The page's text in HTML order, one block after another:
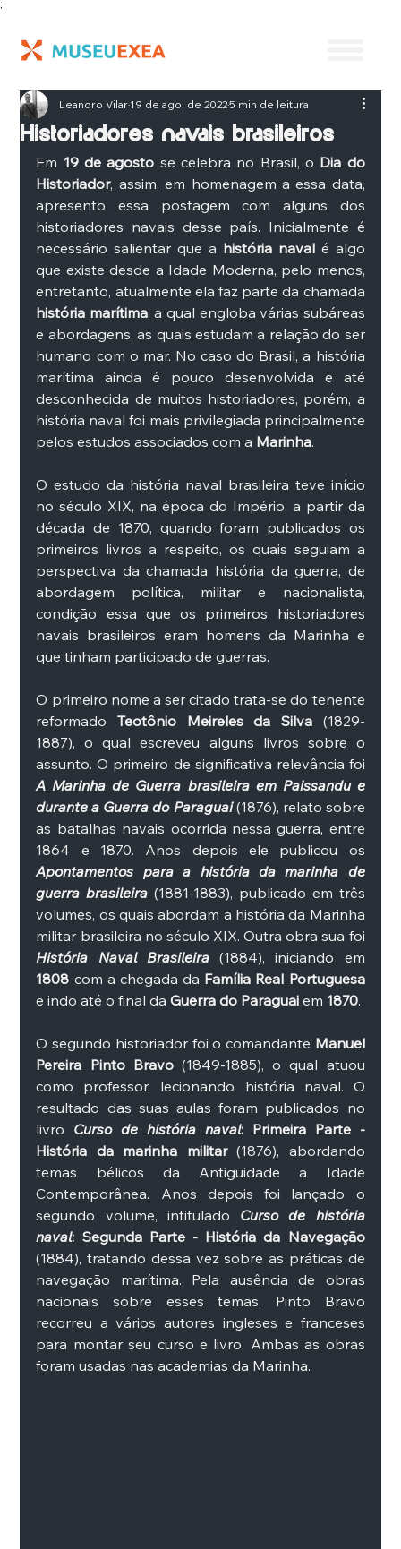
;
Historiadores navais brasileiros
Leandro Vilar19 de ago. de 20225 min de leitura
Em 19 de agosto se celebra no Brasil, o Dia do
Historiador, assim, em homenagem a essa data,
apresento essa postagem com alguns dos
historiadores navais desse país. Inicialmente é
necessário salientar que a história naval é algo
que existe desde a Idade Moderna, pelo menos,
história marítima, a qual engloba várias subáreas
e abordagens, as quais estudam a relação do ser
humano com o mar. No caso do Brasil, a história
marítima ainda é pouco desenvolvida e até
desconhecida de muitos historiadores, porém, a
história naval foi mais privilegiada principalmente
pelos estudos associados com a Marinha.
O estudo da história naval brasileira teve início
no século XIX, na época do Império, a partir da
década de 1870, quando foram publicados os
primeiros livros a respeito, os quais seguiam a
perspectiva da chamada história da guerra, de
abordagem política, militar e nacionalista,
condição essa que os primeiros historiadores
navais brasileiros eram homens da Marinha e
que tinham participado de guerras.
O primeiro nome a ser citado trata-se do tenente
reformado Teotônio Meireles da Silva (1829-
1887), o qual escreveu alguns livros sobre o
A Marinha de Guerra brasileira em Paissandu e
durante a Guerra do Paraguai (1876), relato sobre
as batalhas navais ocorrida nessa guerra, entre
Apontamentos para a história da marinha de
guerra brasileira (1881-1883), publicado em três
volumes, os quais abordam a história da Marinha
História Naval Brasileira
1808 com a chegada da Família Real Portuguesa
e indo até o final da Guerra do Paraguai em 1870.
O segundo historiador foi o comandante Manuel
Pereira Pinto Bravo (1849-1885), o qual atuou
como professor, lecionando história naval. O
resultado das suas aulas foram publicados no
livro Curso de história naval: Primeira Parte -
História da marinha militar (1876), abordando
temas bélicos da Antiguidade a Idade
Contemporânea. Anos depois foi lançado o
segundo volume, intitulado Curso de história
naval: Segunda Parte - História da Navegação
(1884), tratando dessa vez sobre as práticas de
navegação marítima. Pela ausência de obras
nacionais sobre esses temas, Pinto Bravo
recorreu a vários autores ingleses e franceses
para montar seu curso e livro. Ambas as obras
foram usadas nas academias da Marinha.